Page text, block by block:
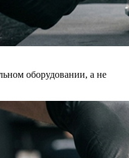
оборудовании, а не